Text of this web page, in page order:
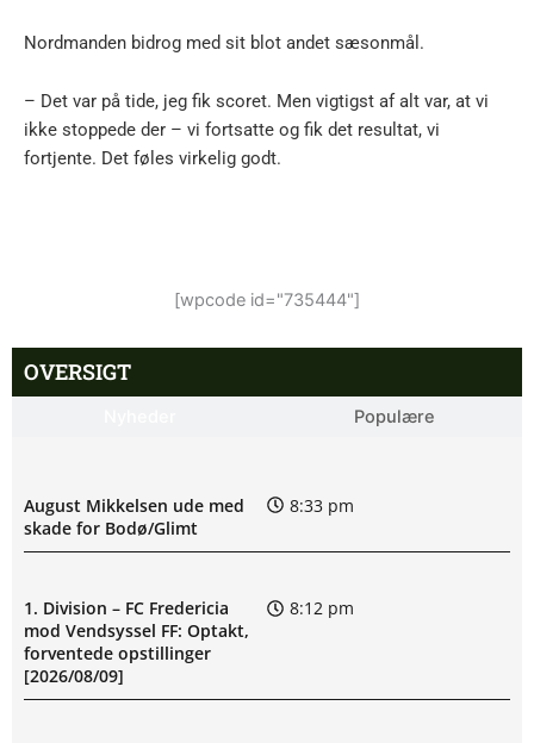
Nordmanden bidrog med sit blot andet sæsonmål.
– Det var på tide, jeg fik scoret. Men vigtigst af alt var, at vi
ikke stoppede der – vi fortsatte og fik det resultat, vi
fortjente. Det føles virkelig godt.
[wpcode id="735444"]
OVERSIGT
Populære
August Mikkelsen ude med
skade for Bodø/Glimt
8:33 pm
1. Division – FC Fredericia
mod Vendsyssel FF: Optakt,
forventede opstillinger
[2026/08/09]
8:12 pm